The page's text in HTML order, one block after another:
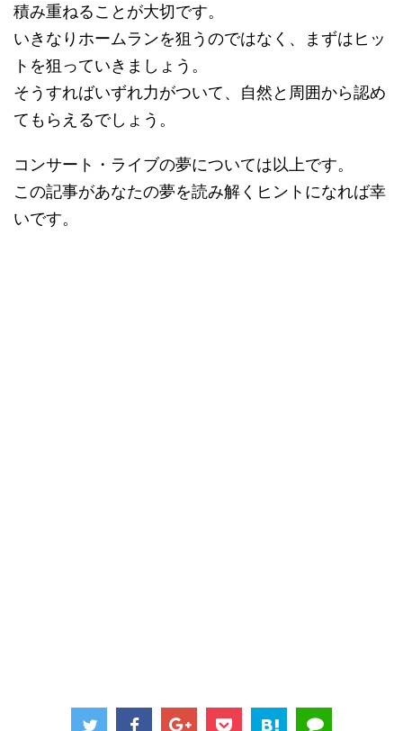
積み重ねることが大切です。
いきなりホームランを狙うのではなく、まずはヒッ
トを狙っていきましょう。
そうすればいずれ力がついて、自然と周囲から認め
てもらえるでしょう。
コンサート・ライブの夢については以上です。
この記事があなたの夢を読み解くヒントになれば幸
いです。